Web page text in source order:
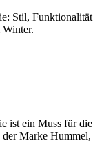
Stil, Funktionalität
ist ein Muss für die
Marke Hummel,